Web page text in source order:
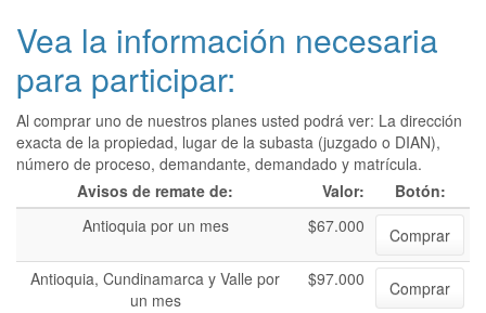
Vea la información necesaria
para participar:
Al comprar uno de nuestros planes usted podrá ver: La dirección
exacta de la propiedad, lugar de la subasta (juzgado o DIAN),
número de proceso, demandante, demandado y matrícula.
Avisos de remate de:
Valor:
Botón:
Antioquia por un mes
$67.000
Comprar
Antioquia, Cundinamarca y Valle por
un mes
$97.000 Comprar